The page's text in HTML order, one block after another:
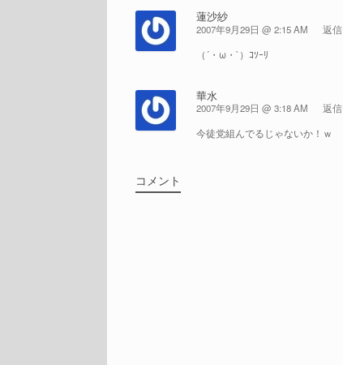
蓮沙紗
2007年9月29日 @ 2:15 AM 返信
（´・ω・`）ｺｿｰﾘ
華水
2007年9月29日 @ 3:18 AM 返信
今徒党組んでるじゃないか！ｗ
コメント